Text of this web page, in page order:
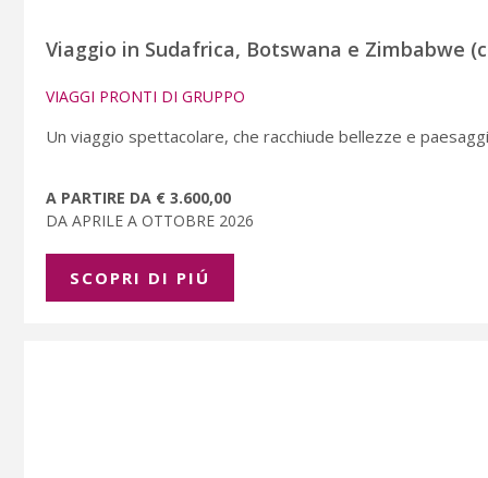
Viaggio in Sudafrica, Botswana e Zimbabwe
VIAGGI PRONTI DI GRUPPO
Un viaggio spettacolare, che racchiude bellezze e
A PARTIRE DA € 3.600,00
DA APRILE A OTTOBRE 2026
SCOPRI DI PIÚ